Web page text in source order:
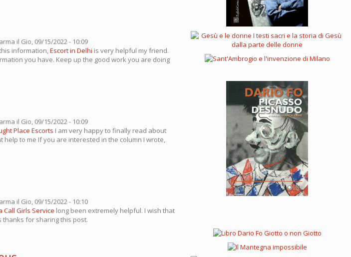
il Gio, 09/15/2022 - 10:09
information,Escort in Delhi is very helpful my friend.
you have. Keep up the good work you are doing
il Gio, 09/15/2022 - 10:09
Place Escorts I am very happy to finally read about
help to me If you are interested in the column I wrote,
il Gio, 09/15/2022 - 10:10
Call Girls Service long been extremely helpful. I wish that
thanks for sharing this post.